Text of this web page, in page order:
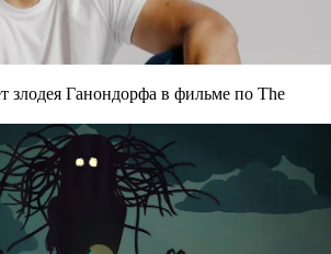
злодея Ганондорфа в фильме по The